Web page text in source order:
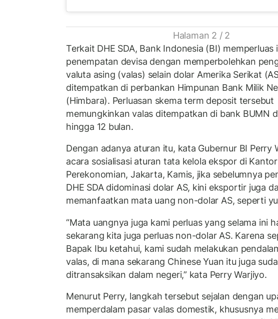
Halaman 2 / 2
Terkait DHE SDA, Bank Indonesia (BI) memperluas
penempatan devisa dengan memperbolehkan
valuta asing (valas) selain dolar Amerika Serikat
ditempatkan di perbankan Himpunan Bank Milik
(Himbara). Perluasan skema term deposit tersebut
memungkinkan valas ditempatkan di bank BUMN
hingga 12 bulan.
Dengan adanya aturan itu, kata Gubernur BI Perry
acara sosialisasi aturan tata kelola ekspor di
Perekonomian, Jakarta, Kamis, jika sebelumnya
DHE SDA didominasi dolar AS, kini eksportir juga
memanfaatkan mata uang non-dolar AS, seperti
“Mata uangnya juga kami perluas yang selama ini
sekarang kita juga perluas non-dolar AS. Karena
Bapak Ibu ketahui, kami sudah melakukan
valas, di mana sekarang Chinese Yuan itu juga
ditransaksikan dalam negeri,” kata Perry Warjiyo.
Menurut Perry, langkah tersebut sejalan dengan
memperdalam pasar valas domestik, khususnya